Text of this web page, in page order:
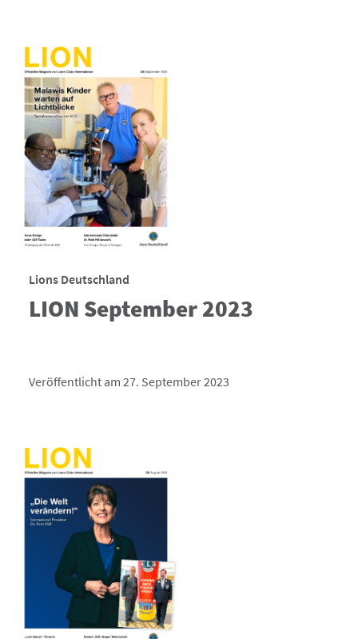
Lions Deutschland
LION September 2023
Veröffentlicht am 27. September 2023